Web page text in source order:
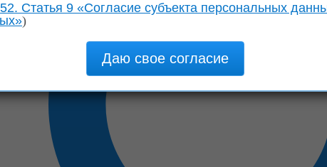
Статья 9 «Согласие субъекта персональных
)